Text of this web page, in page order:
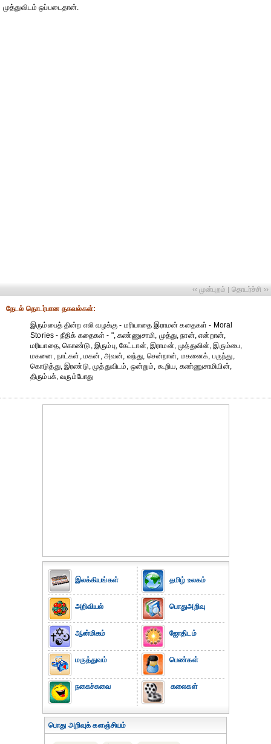
முத்துவிடம் ஒப்படைதான்.
‹‹ முன்புறம் | தொடர்ச்சி ››
தேட‌ல் தொட‌ர்பான தகவ‌ல்க‌ள்:
இரும்பைத் தின்ற எலி வழக்கு - மரியாதை இராமன் கதைகள் - Moral
Stories - நீதிக் கதைகள் - ", கண்ணுசாமி, முத்து, நான், என்றான்,
மரியாதை, கொண்டு, இரும்பு, கேட்டான், இராமன், முத்துவின், இரும்பை,
மகனை, நாட்கள், மகன், அவன், வந்து, சென்றான், மகனைக், பருந்து,
கொடுத்து, இரண்டு, முத்துவிடம், ஒன்றும், கூறிய, கண்ணுசாமியின்,
திரும்பக், வரும்போது
இலக்கியங்கள்
அறிவியல்
ஆன்மிகம்
மருத்துவம்
நகைச்சுவை
தமிழ் உலகம்
பொதுஅறிவு
ஜோதிடம்
பெண்கள்
கலைகள்
பொது அறிவுக் களஞ்சியம்